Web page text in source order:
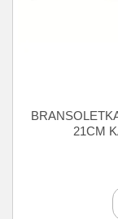
21CM